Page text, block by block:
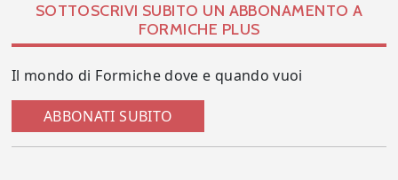
SOTTOSCRIVI SUBITO UN ABBONAMENTO A
FORMICHE PLUS
Il mondo di Formiche dove e quando vuoi
ABBONATI SUBITO